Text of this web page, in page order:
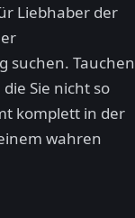
Liebhaber der
suchen. Tauchen
Sie nicht so
komplett in der
wahren